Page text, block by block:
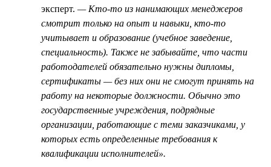
эксперт. — Кто-то из нанимающих менеджеров
смотрит только на опыт и навыки, кто-то
учитывает и образование (учебное заведение,
специальность). Также не забывайте, что части
работодателей обязательно нужны дипломы,
сертификаты — без них они не смогут принять на
работу на некоторые должности. Обычно это
государственные учреждения, подрядные
организации, работающие с теми заказчиками, у
которых есть определенные требования к
квалификации исполнителей».